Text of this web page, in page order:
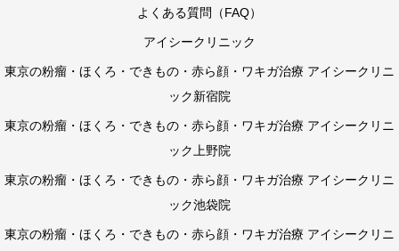
よくある質問（FAQ）
アイシークリニック
東京の粉瘤・ほくろ・できもの・赤ら顔・ワキガ治療 アイシークリニ
ック新宿院
東京の粉瘤・ほくろ・できもの・赤ら顔・ワキガ治療 アイシークリニ
ック上野院
東京の粉瘤・ほくろ・できもの・赤ら顔・ワキガ治療 アイシークリニ
ック池袋院
東京の粉瘤・ほくろ・できもの・赤ら顔・ワキガ治療 アイシークリニ